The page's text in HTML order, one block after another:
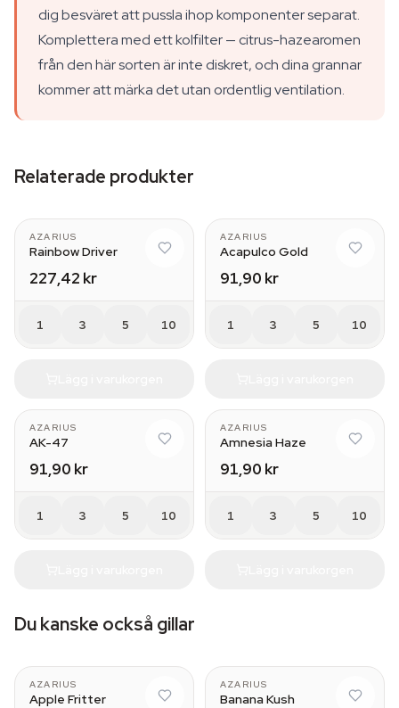
dig besväret att pussla ihop komponenter separat.
Komplettera med ett kolfilter — citrus-hazearomen
från den här sorten är inte diskret, och dina grannar
kommer att märka det utan ordentlig ventilation.
Relaterade produkter
AZARIUS
Rainbow Driver
227,42 kr
1 3 5 10
AZARIUS
Acapulco Gold
91,90 kr
1 3 5 10
AZARIUS
AK-47
91,90 kr
1 3 5 10
AZARIUS
Amnesia Haze
91,90 kr
1 3 5 10
Du kanske också gillar
AZARIUS
Apple Fritter
AZARIUS
Banana Kush